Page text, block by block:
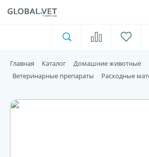
Для пищевой индустрии
Домашние животные
Главная Каталог Домашние животные
Ветеринарные препараты
Расходные